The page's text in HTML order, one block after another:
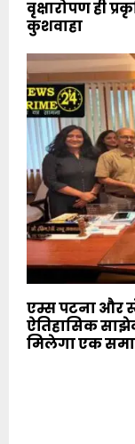
वृक्षारोपण ही
कुशवाहा
एम्स पटना और
ऐतिहासिक
मिलेगा एक